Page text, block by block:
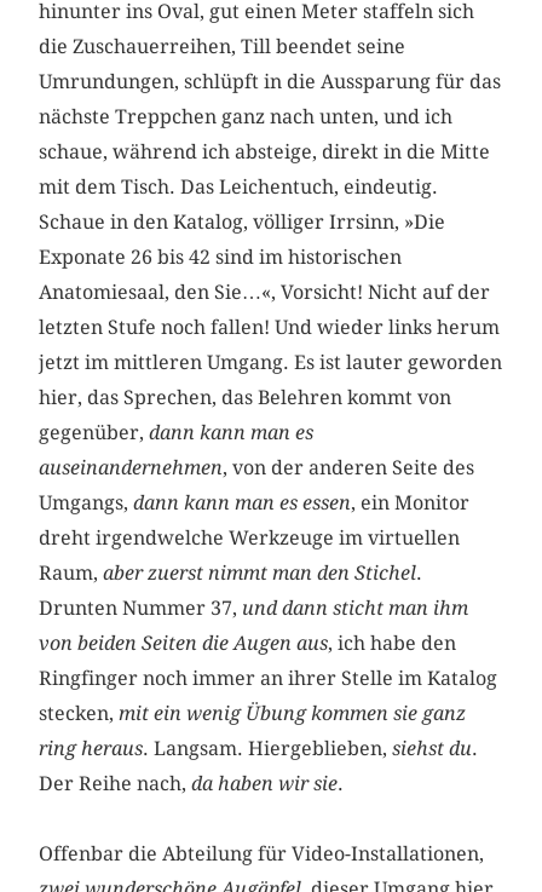
hinunter ins Oval, gut einen Meter staffeln sich
die Zuschauerreihen, Till beendet seine
Umrundungen, schlüpft in die Aussparung für das
nächste Treppchen ganz nach unten, und ich
schaue, während ich absteige, direkt in die Mitte
mit dem Tisch. Das Leichentuch, eindeutig.
Schaue in den Katalog, völliger Irrsinn, »Die
Exponate 26 bis 42 sind im historischen
Anatomiesaal, den Sie…«, Vorsicht! Nicht auf der
letzten Stufe noch fallen! Und wieder links herum
jetzt im mittleren Umgang. Es ist lauter geworden
hier, das Sprechen, das Belehren kommt von
gegenüber,dann kann man es
auseinandernehmen, von der anderen Seite des
Umgangs,dann kann man es essen, ein Monitor
dreht irgendwelche Werkzeuge im virtuellen
Raum,aber zuerst nimmt man den Stichel.
Drunten Nummer 37, und dann sticht man ihm
von beiden Seiten die Augen aus, ich habe den
Ringfinger noch immer an ihrer Stelle im Katalog
stecken,mit ein wenig Übung kommen sie ganz
ring heraus. Langsam. Hiergeblieben,siehst du.
Der Reihe nach,da haben wir sie.
Offenbar die Abteilung für Video-Installationen,